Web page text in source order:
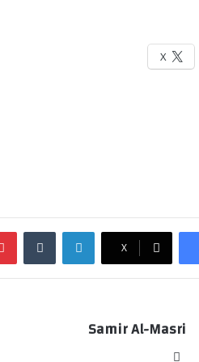
X
‫X
لينكدإن
Samir Al-Masri